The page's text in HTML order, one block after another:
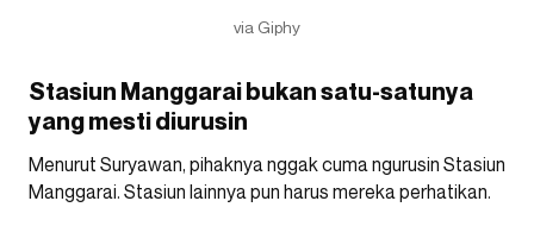
via Giphy
Stasiun Manggarai bukan satu-satunya
yang mesti diurusin
Menurut Suryawan, pihaknya nggak cuma ngurusin Stasiun
Manggarai. Stasiun lainnya pun harus mereka perhatikan.